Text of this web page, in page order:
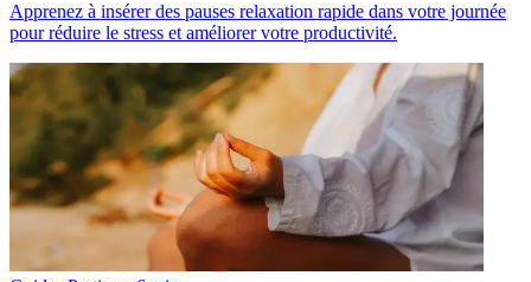
Apprenez à insérer des pauses relaxation rapide dans votre journée
pour réduire le stress et améliorer votre productivité.